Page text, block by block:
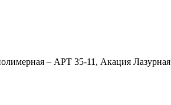
– APT 35-11, Акация Лазурная